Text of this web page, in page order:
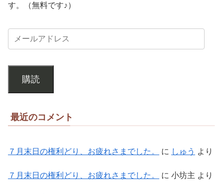
す。（無料です♪）
購読
最近のコメント
７月末日の権利どり、お疲れさまでした。 に しゅう より
７月末日の権利どり、お疲れさまでした。 に 小坊主 より